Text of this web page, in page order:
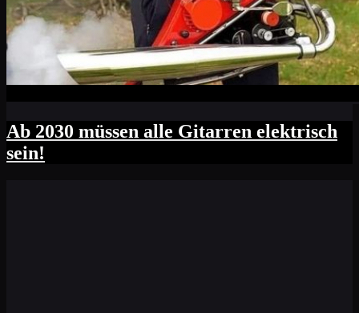
Ab 2030 müssen alle Gitarren elektrisch
sein!